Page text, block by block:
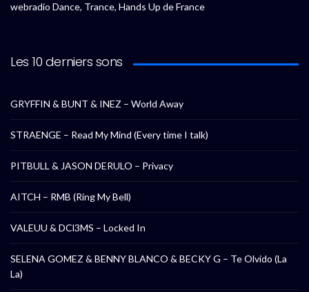
webradio Dance, Trance, Hands Up de France
Les 10 derniers sons
GRYFFIN & BUNT & INEZ – World Away
STRAENGE – Read My Mind (Every time I talk)
PITBULL & JASON DERULO – Privacy
AITCH – RMB (Ring My Bell)
VALEUU & DCl3MS – Locked In
SELENA GOMEZ & BENNY BLANCO & BECKY G – Te Olvido (La
La)